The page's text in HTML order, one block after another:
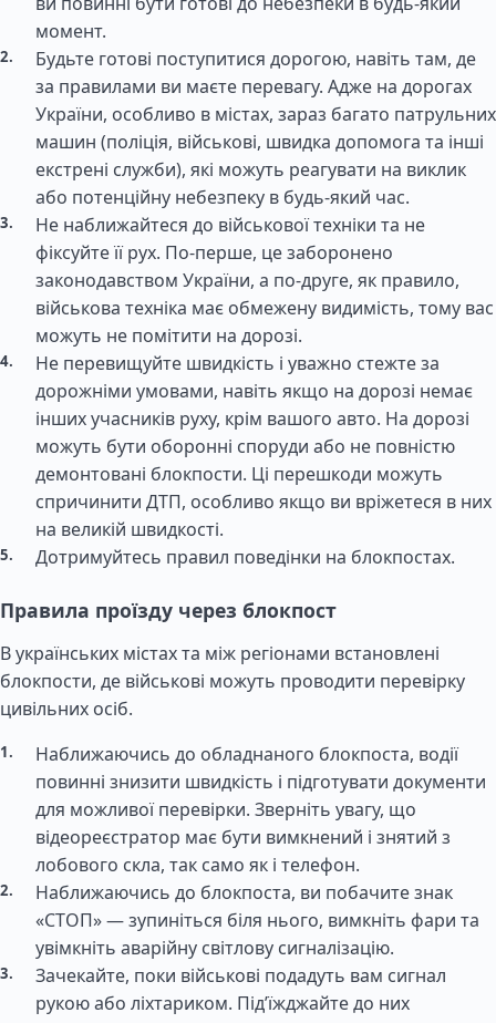
момент.
Будьте готові поступитися дорогою, навіть там, де
за правилами ви маєте перевагу. Адже на дорогах
України, особливо в містах, зараз багато патрульних
машин (поліція, військові, швидка допомога та інші
екстрені служби), які можуть реагувати на виклик
або потенційну небезпеку в будь-який час.
Не наближайтеся до військової техніки та не
фіксуйте її рух. По-перше, це заборонено
законодавством України, а по-друге, як правило,
військова техніка має обмежену видимість, тому вас
можуть не помітити на дорозі.
Не перевищуйте швидкість і уважно стежте за
дорожніми умовами, навіть якщо на дорозі немає
інших учасників руху, крім вашого авто. На дорозі
можуть бути оборонні споруди або не повністю
демонтовані блокпости. Ці перешкоди можуть
спричинити ДТП, особливо якщо ви вріжетеся в них
на великій швидкості.
Дотримуйтесь правил поведінки на блокпостах.
Правила проїзду через блокпост
В українських містах та між регіонами встановлені
блокпости, де військові можуть проводити перевірку
цивільних осіб.
Наближаючись до обладнаного блокпоста, водії
повинні знизити швидкість і підготувати документи
для можливої перевірки. Зверніть увагу, що
відеореєстратор має бути вимкнений і знятий з
лобового скла, так само як і телефон.
Наближаючись до блокпоста, ви побачите знак
«СТОП» — зупиніться біля нього, вимкніть фари та
увімкніть аварійну світлову сигналізацію.
Зачекайте, поки військові подадуть вам сигнал
рукою або ліхтариком. Під’їжджайте до них